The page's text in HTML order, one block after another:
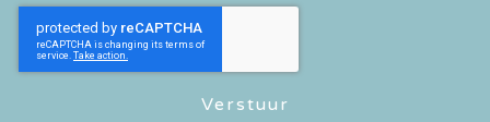
Verstuur